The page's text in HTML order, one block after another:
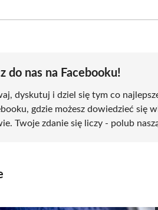
(Twitter)
do nas na Facebooku!
dyskutuj i dziel się tym co
gdzie możesz dowiedzieć się
Twoje zdanie się liczy - polub